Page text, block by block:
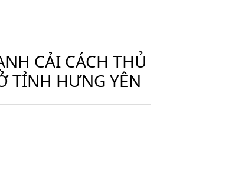
CẢI CÁCH THỦ
TỈNH HƯNG YÊN